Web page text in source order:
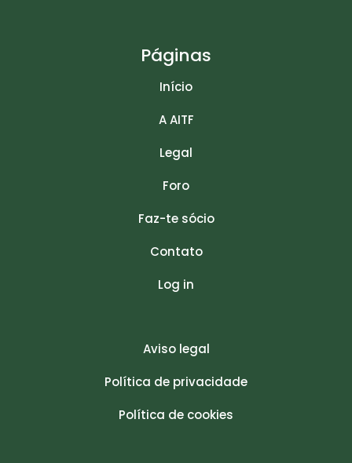
Páginas
Início
A AITF
Legal
Foro
Faz-te sócio
Contato
Log in
Aviso legal
Política de privacidade
Política de cookies